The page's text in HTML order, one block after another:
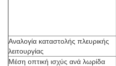
Αναλογία καταστολής πλευρικής
λειτουργίας
Μέση οπτική ισχύς ανά λωρίδα